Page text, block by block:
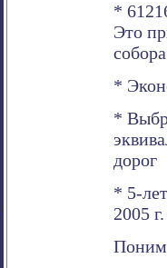
*
Это
собора
*
*
дорог
* 5-
2005